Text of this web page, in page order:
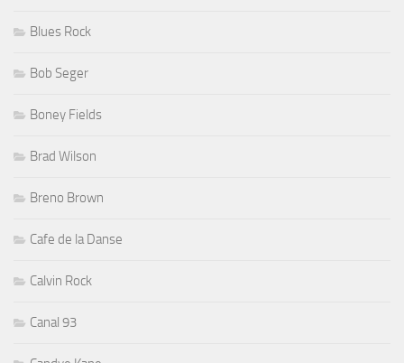
Blues Rock
Bob Seger
Boney Fields
Brad Wilson
Breno Brown
Cafe de la Danse
Calvin Rock
Canal 93